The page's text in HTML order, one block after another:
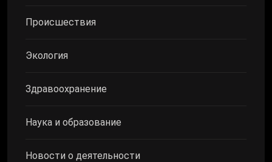
Происшествия
Экология
Здравоохранение
Наука и образование
Новости о деятельности